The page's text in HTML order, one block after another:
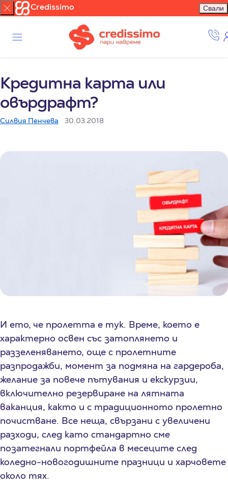
Credissimo Свали
Кредитна карта или
овърдрафт?
Силвия Пенчева 30.03.2018
И ето, че пролетта е тук. Време, което е
характерно освен със затоплянето и
раззеленяването, още с пролетните
разпродажби, момент за подмяна на гардероба,
желание за повече пътувания и екскурзии,
включително резервиране на лятната
ваканция, както и с традиционното пролетно
почистване. Все неща, свързани с увеличени
разходи, след като стандартно сме
позатегнали портфейла в месеците след
коледно-новогодишните празници и харчовете
около тях.